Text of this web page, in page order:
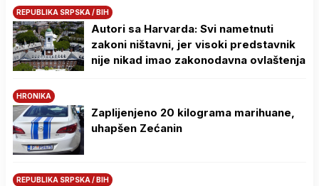
REPUBLIKA SRPSKA / BIH
Autori sa Harvarda: Svi nametnuti
zakoni ništavni, jer visoki predstavnik
nije nikad imao zakonodavna ovlaštenja
HRONIKA
Zaplijenjeno 20 kilograma marihuane,
uhapšen Zećanin
REPUBLIKA SRPSKA / BIH